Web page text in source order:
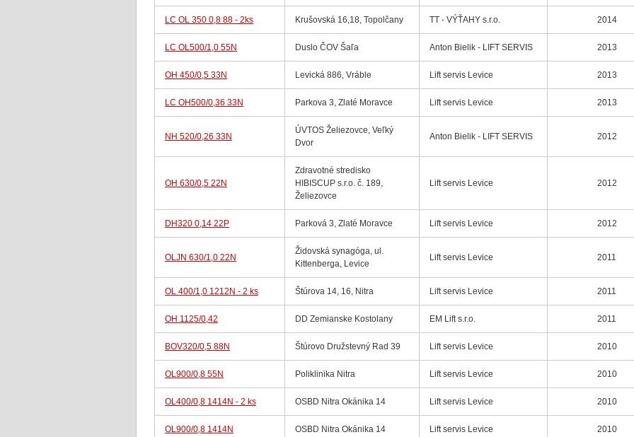
LC OL 350 0,8 88 - 2ks Krušovská 16,18, Topolčany TT - VÝŤAHY s.r.o. 2014
LC OL500/1,0 55N Duslo ČOV Šaľa Anton Bielik - LIFT SERVIS 2013
OH 450/0,5 33N Levická 886, Vráble Lift servis Levice 2013
LC OH500/0,36 33N Parkova 3, Zlaté Moravce Lift servis Levice 2013
NH 520/0,26 33N
ÚVTOS Želiezovce, Veľký
Dvor
Anton Bielik - LIFT SERVIS 2012
OH 630/0,5 22N
Zdravotné stredisko
HIBISCUP s.r.o. č. 189,
Želiezovce
Lift servis Levice 2012
DH320 0,14 22P Parková 3, Zlaté Moravce Lift servis Levice 2012
OLJN 630/1,0 22N
Židovská synagóga, ul.
Kittenberga, Levice
Lift servis Levice 2011
OL 400/1,0 1212N - 2 ks Štúrova 14, 16, Nitra Lift servis Levice 2011
OH 1125/0,42 DD Zemianske Kostolany EM Lift s.r.o. 2011
BOV320/0,5 88N Štúrovo Družstevný Rad 39 Lift servis Levice 2010
OL900/0,8 55N Poliklinika Nitra Lift servis Levice 2010
OL400/0,8 1414N - 2 ks OSBD Nitra Okánika 14 Lift servis Levice 2010
OL900/0,8 1414N OSBD Nitra Okánika 14 Lift servis Levice 2010